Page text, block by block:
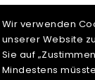
Wir verwenden
unserer Website
Sie auf
Mindestens